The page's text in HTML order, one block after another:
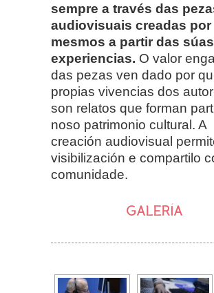
sempre a través das
audiovisuais creadas por
mesmos a partir das súas
experiencias. O valor
das pezas ven dado por
propias vivencias dos
son relatos que forman
noso patrimonio cultural. A
creación audiovisual
visibilización e compartilo
comunidade.
GALERÍA